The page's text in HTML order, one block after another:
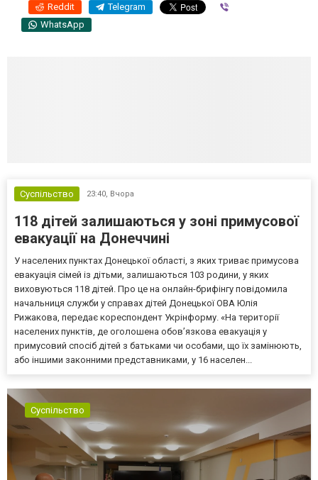
Reddit Telegram
WhatsApp
Суспільство 23:40, Вчора
118 дітей залишаються у зоні примусової
евакуації на Донеччині
У населених пунктах Донецької області, з яких триває примусова
евакуація сімей із дітьми, залишаються 103 родини, у яких
виховуються 118 дітей. Про це на онлайн-брифінгу повідомила
начальниця служби у справах дітей Донецької ОВА Юлія
Рижакова, передає кореспондент Укрінформу. «На території
населених пунктів, де оголошена обов’язкова евакуація у
примусовий спосіб дітей з батьками чи особами, що їх замінюють,
або іншими законними представниками, у 16 населен...
Суспільство